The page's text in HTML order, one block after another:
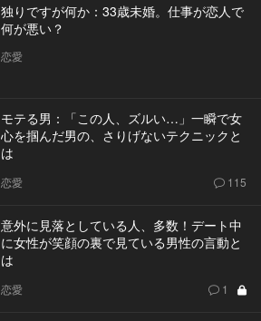
独りですが何か：33歳未婚。仕事が恋人で
何が悪い？
恋愛
モテる男：「この人、ズルい…」一瞬で女
心を掴んだ男の、さりげないテクニックと
は
恋愛 115
意外に見落としている人、多数！デート中
に女性が笑顔の裏で見ている男性の言動と
は
恋愛 1